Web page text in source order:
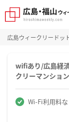
広島ウィークリードッ
wifiあり/広島経
クリーマンショ
Wi-Fi利用料